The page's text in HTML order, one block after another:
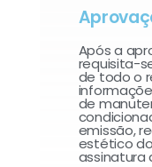
Após a
requisita-
de todo o
de
emissão,
estético
assinatura